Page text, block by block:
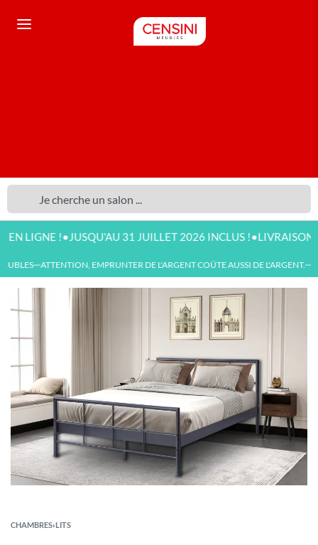
!•JUSQU'AU 31 JUILLET 2026 INCLUS !•LIVRAISON
—ATTENTION, EMPRUNTER DE L'ARGENT COÛTE AUSSI DE L'ARGENT.—
CHAMBRES›LITS